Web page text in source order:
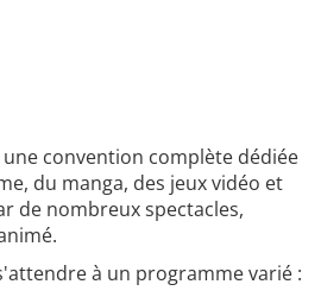
convention complète dédiée
du manga, des jeux vidéo et
de nombreux spectacles,
à un programme varié :